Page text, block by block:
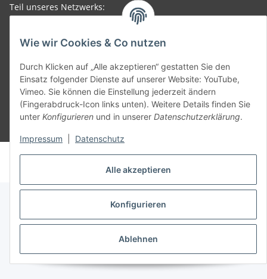
Alle akzeptieren
Konfigurieren
Ablehnen
Wie wir Cookies & Co nutzen
Durch Klicken auf „Alle akzeptieren“ gestatten Sie den
Einsatz folgender Dienste auf unserer Website: YouTube,
Vimeo. Sie können die Einstellung jederzeit ändern
(Fingerabdruck-Icon links unten). Weitere Details finden Sie
unter Konfigurieren und in unserer Datenschutzerklärung.
Impressum Datenschutz
Teil unseres Netzwerks:
SmoliTec - Safety. Simplified. Worldwide. ( B2B Shop )
© voltmaster.de
Powered byJTL-Shop